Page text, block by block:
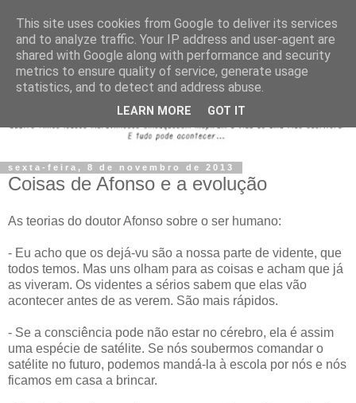
sexta-feira, 8 de novembro de 2013
Coisas de Afonso e a evolução
As teorias do doutor Afonso sobre o ser humano:
- Eu acho que os dejá-vu são a nossa parte de vidente, que
todos temos. Mas uns olham para as coisas e acham que já
as viveram. Os videntes a sérios sabem que elas vão
acontecer antes de as verem. São mais rápidos.
- Se a consciência pode não estar no cérebro, ela é assim
uma espécie de satélite. Se nós soubermos comandar o
satélite no futuro, podemos mandá-la à escola por nós e nós
ficamos em casa a brincar.
This site uses cookies from Google to deliver its services
and to analyze traffic. Your IP address and user-agent are
shared with Google along with performance and security
metrics to ensure quality of service, generate usage
statistics, and to detect and address abuse.
LEARN MORE GOT IT